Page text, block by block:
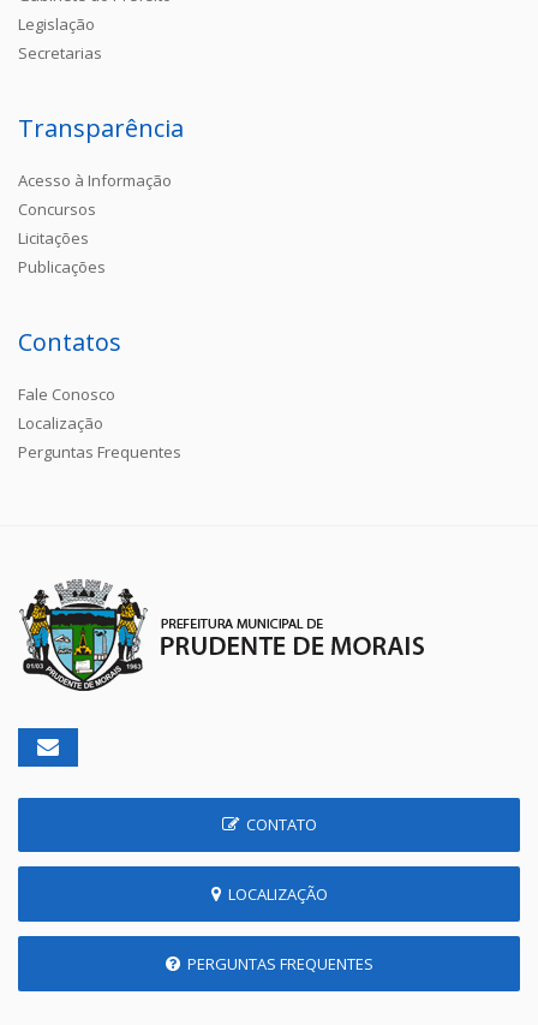
Legislação
Secretarias
Transparência
Acesso à Informação
Concursos
Licitações
Publicações
Contatos
Fale Conosco
Localização
Perguntas Frequentes
CONTATO
LOCALIZAÇÃO
PERGUNTAS FREQUENTES